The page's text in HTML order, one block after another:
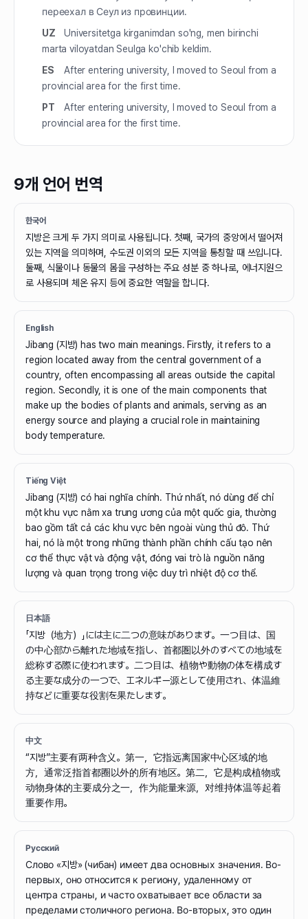
переехал в Сеул из провинции.
UZ
Universitetga kirganimdan so'ng, men birinchi
marta viloyatdan Seulga ko'chib keldim.
ES
After entering university, I moved to Seoul from a
provincial area for the first time.
PT
After entering university, I moved to Seoul from a
provincial area for the first time.
9개 언어 번역
한국어
지방은 크게 두 가지 의미로 사용됩니다. 첫째, 국가의 중앙에서 떨어져
있는 지역을 의미하며, 수도권 이외의 모든 지역을 통칭할 때 쓰입니다.
둘째, 식물이나 동물의 몸을 구성하는 주요 성분 중 하나로, 에너지원으
로 사용되며 체온 유지 등에 중요한 역할을 합니다.
English
Jibang (지방) has two main meanings. Firstly, it refers to a
region located away from the central government of a
country, often encompassing all areas outside the capital
region. Secondly, it is one of the main components that
make up the bodies of plants and animals, serving as an
energy source and playing a crucial role in maintaining
body temperature.
Tiếng Việt
Jibang (지방) có hai nghĩa chính. Thứ nhất, nó dùng để chỉ
một khu vực nằm xa trung ương của một quốc gia, thường
bao gồm tất cả các khu vực bên ngoài vùng thủ đô. Thứ
hai, nó là một trong những thành phần chính cấu tạo nên
cơ thể thực vật và động vật, đóng vai trò là nguồn năng
lượng và quan trọng trong việc duy trì nhiệt độ cơ thể.
日本語
「지방（地方）」には主に二つの意味があります。一つ目は、国
の中心部から離れた地域を指し、首都圏以外のすべての地域を
総称する際に使われます。二つ目は、植物や動物の体を構成す
る主要な成分の一つで、エネルギー源として使用され、体温維
持などに重要な役割を果たします。
中文
“지방”主要有两种含义。第一，它指远离国家中心区域的地
方，通常泛指首都圈以外的所有地区。第二，它是构成植物或
动物身体的主要成分之一，作为能量来源，对维持体温等起着
重要作用。
Русский
Слово «지방» (чибан) имеет два основных значения. Во-
первых, оно относится к региону, удаленному от
центра страны, и часто охватывает все области за
пределами столичного региона. Во-вторых, это один